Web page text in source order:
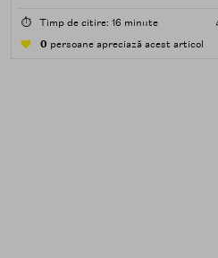
poluare. Al doilea
⏱️ Timp de citire: 16 minute
0 persoane apreciază acest articol